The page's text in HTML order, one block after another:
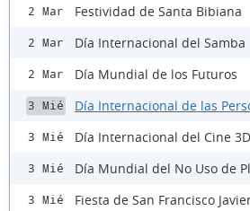
2 Mar Festividad de Santa Bibiana
2 Mar Día Internacional del Samba
2 Mar Día Mundial de los Futuros
3 Mié Día Internacional de las
3 Mié Día Internacional del Cine 3D
3 Mié Día Mundial del No Uso de
3 Mié Fiesta de San Francisco